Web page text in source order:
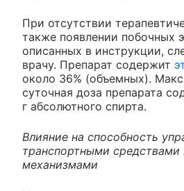
При отсутствии
также появлении побочных
описанных в инструкции,
врачу. Препарат содержит
около 36% (объемных).
суточная доза препарата
г абсолютного спирта.
Влияние на способность
транспортными средствами
механизмами